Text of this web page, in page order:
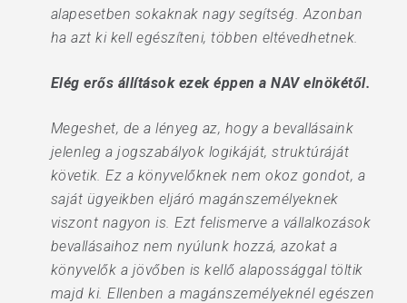
alapesetben sokaknak nagy segítség. Azonban
ha azt ki kell egészíteni, többen eltévedhetnek.
Elég erős állítások ezek éppen a NAV elnökétől.
Megeshet, de a lényeg az, hogy a bevallásaink
jelenleg a jogszabályok logikáját, struktúráját
követik. Ez a könyvelőknek nem okoz gondot, a
saját ügyeikben eljáró magánszemélyeknek
viszont nagyon is. Ezt felismerve a vállalkozások
bevallásaihoz nem nyúlunk hozzá, azokat a
könyvelők a jövőben is kellő alapossággal töltik
majd ki. Ellenben a magánszemélyeknél egészen